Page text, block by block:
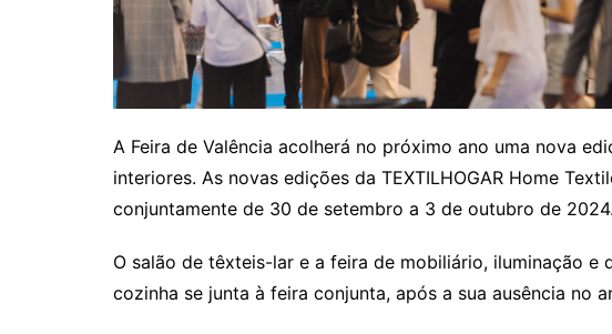
A Feira de Valência acolherá no próximo ano uma nova
interiores. As novas edições da TEXTILHOGAR Home
conjuntamente de 30 de setembro a 3 de outubro de 2024.
O salão de têxteis-lar e a feira de mobiliário, iluminação
cozinha se junta à feira conjunta, após a sua ausência no